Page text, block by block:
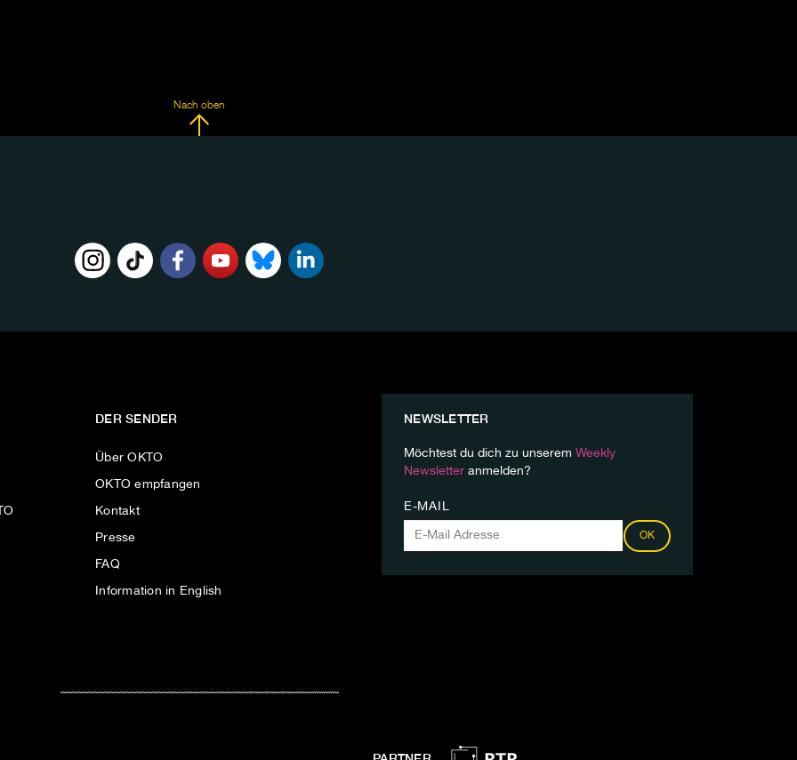
Nach oben
DER SENDER
Über OKTO
OKTO empfangen
Kontakt
Presse
FAQ
Information in English
NEWSLETTER
Möchtest du dich zu unserem Weekly
Newsletter anmelden?
E-MAIL
OK